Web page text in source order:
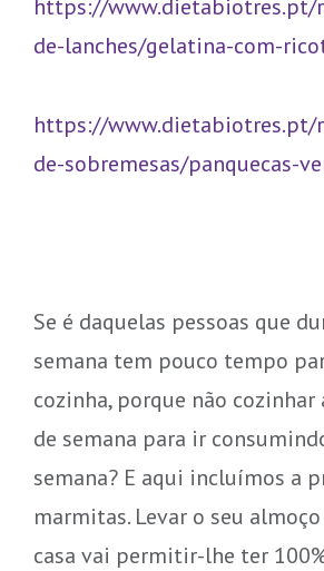
de-lanches/gelatina-com-
https://www.dietabiotres.pt/
de-sobremesas/panquecas-
Se é daquelas pessoas que
semana tem pouco tempo
cozinha, porque não cozinhar
de semana para ir
semana? E aqui incluímos a
marmitas. Levar o seu
casa vai permitir-lhe ter